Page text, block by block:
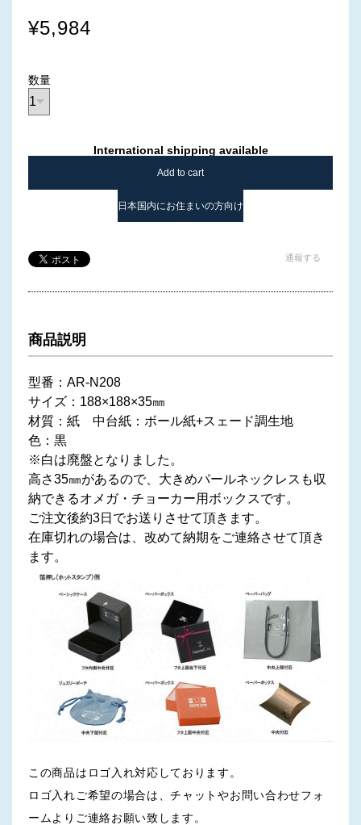
¥5,984
数量
International shipping available
Add to cart
日本国内にお住まいの方向け
通報する
商品説明
型番：AR-N208
サイズ：188×188×35㎜
材質：紙 中台紙：ボール紙+スェード調生地
色：黒
※白は廃盤となりました。
高さ35㎜があるので、大きめパールネックレスも収
納できるオメガ・チョーカー用ボックスです。
ご注文後約3日でお送りさせて頂きます。
在庫切れの場合は、改めて納期をご連絡させて頂き
ます。
この商品はロゴ入れ対応しております。
ロゴ入れご希望の場合は、チャットやお問い合わせフォ
ームよりご連絡お願い致します。